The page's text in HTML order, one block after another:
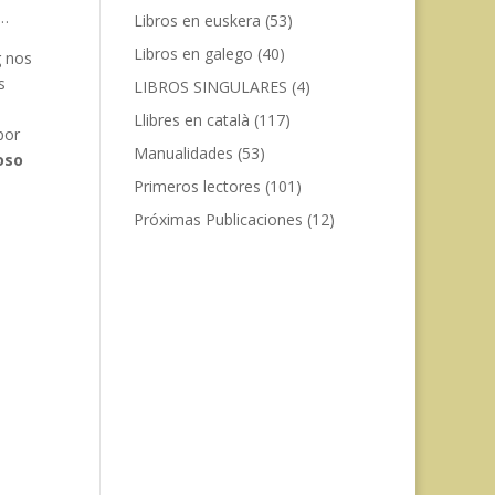
nos
Libros en euskera (53)
Libros en galego (40)
LIBROS SINGULARES (4)
Llibres en català (117)
Manualidades (53)
Primeros lectores (101)
Próximas Publicaciones (12)